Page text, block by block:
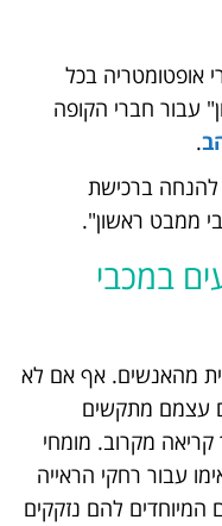
אופטומטריה בכל
עבור חברי הקופה
.
גיל 18 זכאים להנחה ברכישת
ממבט ראשון".
במכבי
מהאנשים. אף אם לא
עצמם מתקשים
מקרוב. מומחי
עבור רחקי הראייה
המיוחדים להם נזקקים